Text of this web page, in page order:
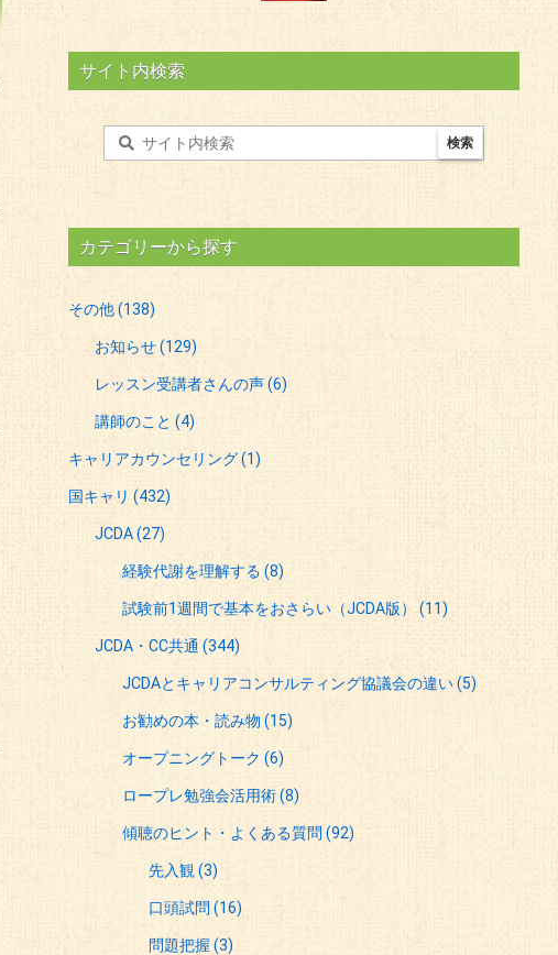
サイト内検索
カテゴリーから探す
その他(138)
お知らせ(129)
レッスン受講者さんの声(6)
講師のこと(4)
キャリアカウンセリング(1)
国キャリ (432)
JCDA(27)
経験代謝を理解する (8)
試験前1週間で基本をおさらい（JCDA版） (11)
JCDA・CC共通(344)
JCDAとキャリアコンサルティング協議会の違い(5)
お勧めの本・読み物 (15)
オープニングトーク (6)
ロープレ勉強会活用術(8)
傾聴のヒント・よくある質問 (92)
先入観(3)
口頭試問(16)
問題把握(3)